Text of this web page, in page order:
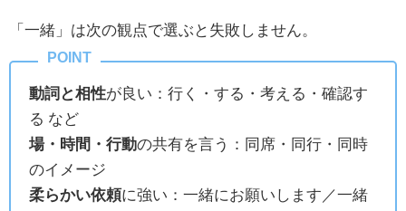
「一緒」は次の観点で選ぶと失敗しません。
動詞と相性が良い：行く・する・考える・確認す
る など
場・時間・行動の共有を言う：同席・同行・同時
のイメージ
柔らかい依頼に強い：一緒にお願いします／一緒